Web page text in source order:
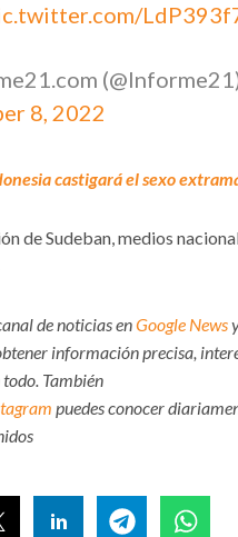
8, 2022
castigará el sexo
de Sudeban, medios
de noticias enGoogle News
información precisa,
También
puedes conocer